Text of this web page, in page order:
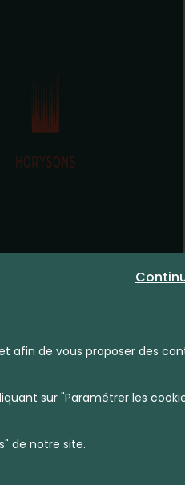
afin de vous proposer des
sur "Paramétrer les
de notre site.